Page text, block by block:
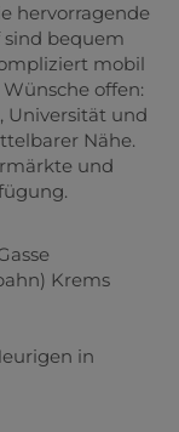
hervorragende
sind bequem
mobil
offen:
Universität und
Nähe.
und
Krems
in